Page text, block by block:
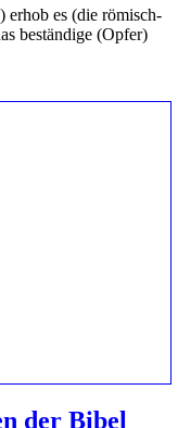
erhob es (die römisch-
beständige (Opfer)
der Bibel